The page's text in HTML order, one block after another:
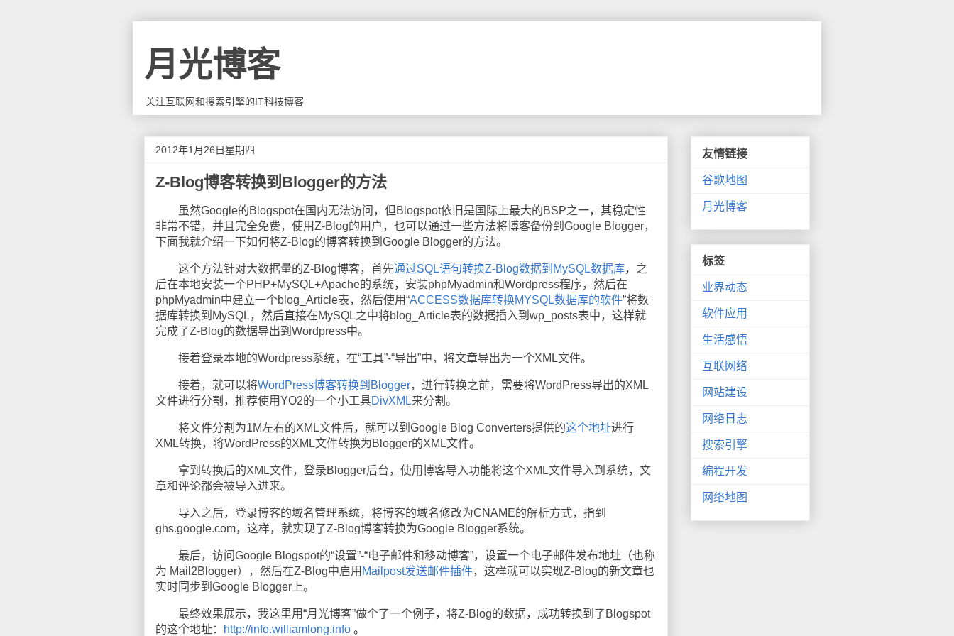
月光博客
关注互联网和搜索引擎的IT科技博客
2012年1月26日星期四
Z-Blog博客转换到Blogger的方法
虽然Google的Blogspot在国内无法访问，但Blogspot依旧是国际上最大的BSP之一，其稳定性
非常不错，并且完全免费，使用Z-Blog的用户，也可以通过一些方法将博客备份到Google Blogger，
下面我就介绍一下如何将Z-Blog的博客转换到Google Blogger的方法。
这个方法针对大数据量的Z-Blog博客，首先通过SQL语句转换Z-Blog数据到MySQL数据库，之
后在本地安装一个PHP+MySQL+Apache的系统，安装phpMyadmin和Wordpress程序，然后在
phpMyadmin中建立一个blog_Article表，然后使用“ACCESS数据库转换MYSQL数据库的软件”将数
据库转换到MySQL，然后直接在MySQL之中将blog_Article表的数据插入到wp_posts表中，这样就
完成了Z-Blog的数据导出到Wordpress中。
接着登录本地的Wordpress系统，在“工具”-“导出”中，将文章导出为一个XML文件。
接着，就可以将WordPress博客转换到Blogger，进行转换之前，需要将WordPress导出的XML
文件进行分割，推荐使用YO2的一个小工具DivXML来分割。
将文件分割为1M左右的XML文件后，就可以到Google Blog Converters提供的这个地址进行
XML转换，将WordPress的XML文件转换为Blogger的XML文件。
拿到转换后的XML文件，登录Blogger后台，使用博客导入功能将这个XML文件导入到系统，文
章和评论都会被导入进来。
导入之后，登录博客的域名管理系统，将博客的域名修改为CNAME的解析方式，指到
ghs.google.com，这样，就实现了Z-Blog博客转换为Google Blogger系统。
最后，访问Google Blogspot的“设置”-“电子邮件和移动博客”，设置一个电子邮件发布地址（也称
为 Mail2Blogger），然后在Z-Blog中启用 Mailpost发送邮件插件，这样就可以实现Z-Blog的新文章也
实时同步到Google Blogger上。
最终效果展示，我这里用“月光博客”做个了一个例子，将Z-Blog的数据，成功转换到了Blogspot
的这个地址：
http://info.williamlong.info 。
友情链接
谷歌地图
月光博客
标签
业界动态
软件应用
生活感悟
互联网络
网站建设
网络日志
搜索引擎
编程开发
网络地图